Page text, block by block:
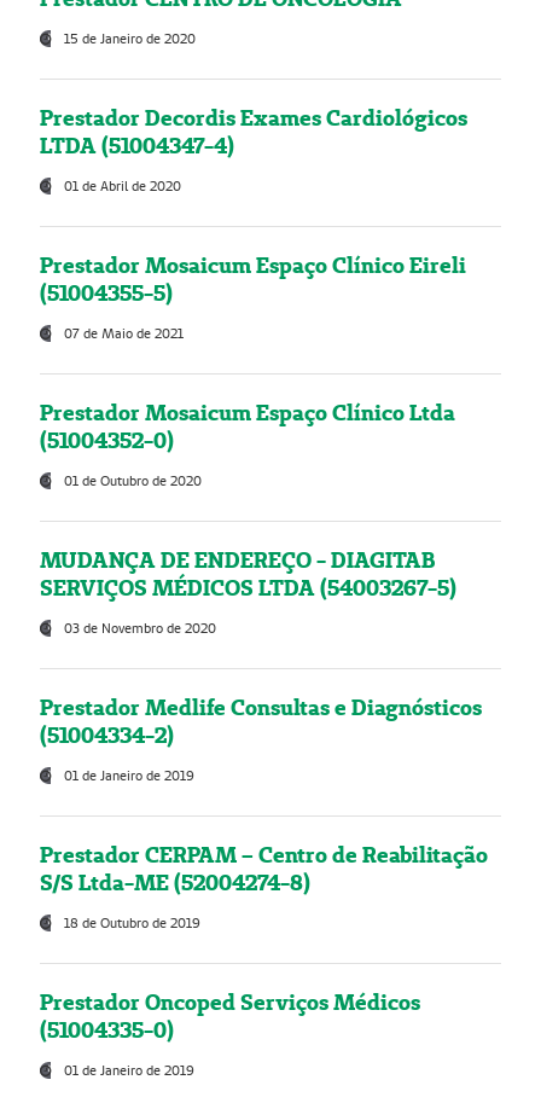
15 de Janeiro de 2020
Prestador Decordis Exames Cardiológicos
LTDA (51004347-4)
01 de Abril de 2020
Prestador Mosaicum Espaço Clínico Eireli
(51004355-5)
07 de Maio de 2021
Prestador Mosaicum Espaço Clínico Ltda
(51004352-0)
01 de Outubro de 2020
MUDANÇA DE ENDEREÇO - DIAGITAB
SERVIÇOS MÉDICOS LTDA (54003267-5)
03 de Novembro de 2020
Prestador Medlife Consultas e Diagnósticos
(51004334-2)
01 de Janeiro de 2019
Prestador CERPAM – Centro de Reabilitação
S/S Ltda-ME (52004274-8)
18 de Outubro de 2019
Prestador Oncoped Serviços Médicos
(51004335-0)
01 de Janeiro de 2019